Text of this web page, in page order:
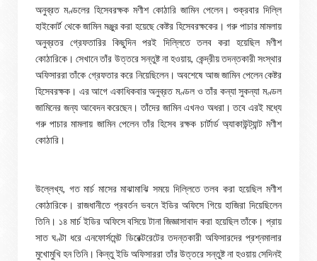
অনুব্রত মণ্ডলের হিসেবরক্ষক মণীশ কোঠারি জামিন পেলেন। শুক্রবার দিল্লি
হাইকোর্ট থেকে জামিন মঞ্জুর করা হয়েছে কেষ্টর হিসেবরক্ষকের। গরু পাচার মামলায়
অনুব্রতর গ্রেফতারির কিছুদিন পরই দিল্লিতে তলব করা হয়েছিল মণীশ
কোঠারিকে। সেখানে তাঁর উত্তরে সন্তুষ্ট না হওয়ায়, কেন্দ্রীয় তদন্তকারী সংস্থার
অফিসাররা তাঁকে গ্রেফতার করে নিয়েছিলেন। অবশেষে আজ জামিন পেলেন কেষ্টর
হিসেবরক্ষক। এর আগে একাধিকবার অনুব্রত মণ্ডল ও তাঁর কন্যা সুকন্যা মণ্ডল
জামিনের জন্য আবেদন করেছেন। তাঁদের জামিন এখনও অধরা। তবে এরই মধ্যে
গরু পাচার মামলায় জামিন পেলেন তাঁর হিসেব রক্ষক চার্টার্ড অ্যাকাউন্ট্যান্ট মণীশ
কোঠারি।
উল্লেখ্য, গত মার্চ মাসের মাঝামাঝি সময়ে দিল্লিতে তলব করা হয়েছিল মণীশ
কোঠারিকে। রাজধানীতে প্রবর্তন ভবনে ইডির অফিসে গিয়ে হাজিরা দিয়েছিলেন
তিনি। ১৪ মার্চ ইডির অফিসে বসিয়ে টানা জিজ্ঞাসাবাদ করা হয়েছিল তাঁকে। প্রায়
সাত ঘণ্টা ধরে এনফোর্সমেন্ট ডিরেক্টরেটের তদন্তকারী অফিসারদের প্রশ্নমালার
মুখোমুখি হন তিনি। কিন্তু ইডি অফিসাররা তাঁর উত্তরে সন্তুষ্ট না হওয়ায় সেদিনই